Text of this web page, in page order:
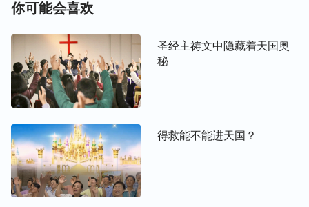
求祷告，享受神的
并且人对神也没有认识，达不到敬畏神远离恶，更达
不到绝对顺服神与神相合成为罪得洁净的人类，这样
的人并没有真正被神得着，还需要神来作一步彻底除
罪的工作，所以神在末世根据他拯救人类的计划和我
们败坏人类的需要，发表真理作了一步审判刑罚的工
作，来解决我们受罪性捆绑、辖制与犯罪根源的问
题，彻底将我们变化、洁净，脱离撒但权势蒙神拯
救，这样我们才有资格进天国。
你可能会喜欢
圣经主祷文中隐藏着天国奥
秘
得救能不能进天国？